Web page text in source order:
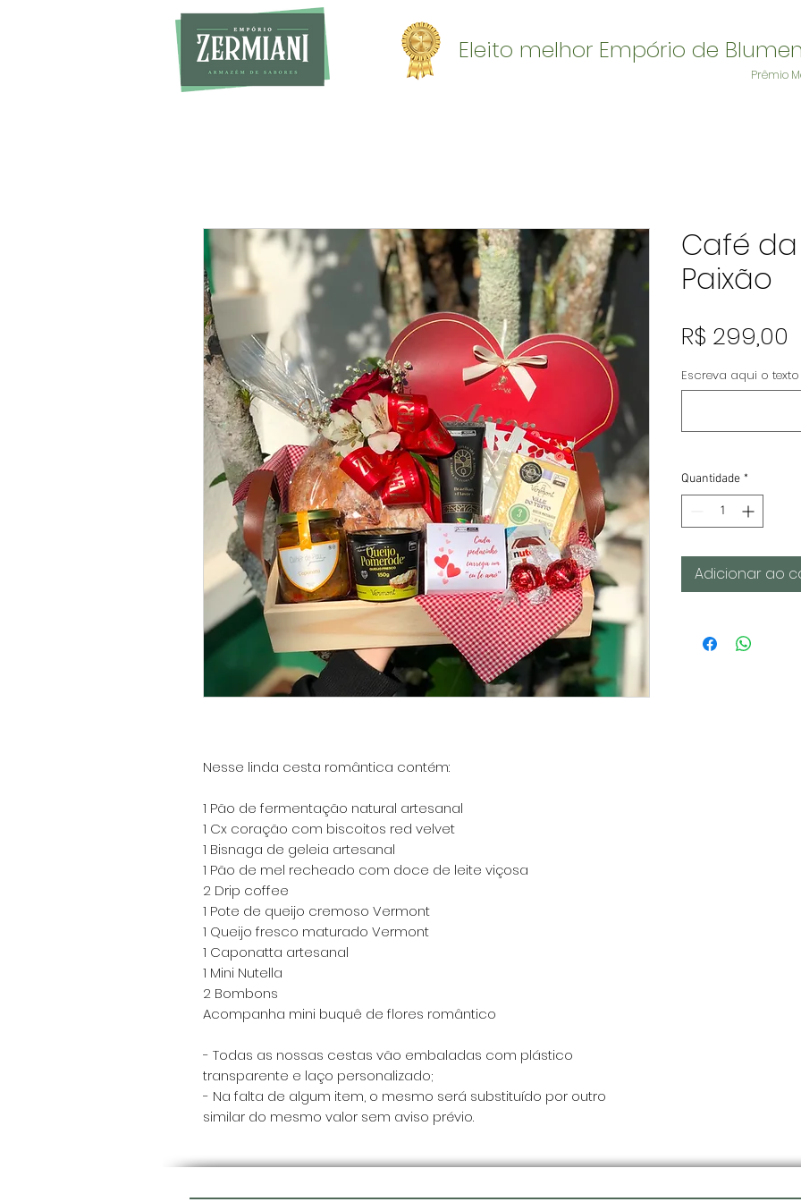
Eleito melhor Empório de
Prêmio
Nesse linda cesta romântica contém:
1 Pão de fermentação natural artesanal
1 Cx coração com biscoitos red velvet
1 Bisnaga de geleia artesanal
1 Pão de mel recheado com doce de leite viçosa
2 Drip coffee
1 Pote de queijo cremoso Vermont
1 Queijo fresco maturado Vermont
1 Caponatta artesanal
1 Mini Nutella
2 Bombons
Acompanha mini buquê de flores romântico
- Todas as nossas cestas vão embaladas com plástico
transparente e laço personalizado;
- Na falta de algum item, o mesmo será substituído por outro
similar do mesmo valor sem aviso prévio.
Café
Paixão
R$ 299,00
Escreva aqui o
Quantidade *
Adicionar ao